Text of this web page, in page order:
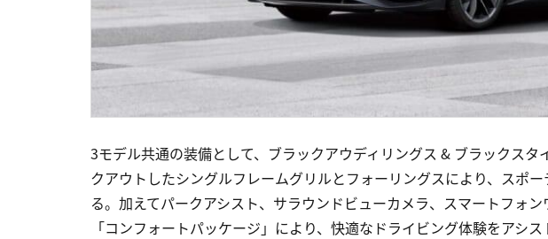
3モデル共通の装備として、ブラックアウディリングス & ブラックスタ
クアウトしたシングルフレームグリルとフォーリングスにより、スポ
る。加えてパークアシスト、サラウンドビューカメラ、スマートフォ
「コンフォートパッケージ」により、快適なドライビング体験をアシス